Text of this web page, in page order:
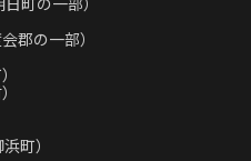
郡の一部）
町）